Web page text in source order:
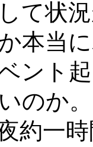
て状
本当
ント
のか
約一